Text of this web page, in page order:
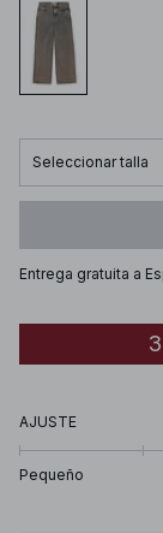
Seleccionar talla
Entrega gratuita a
AJUSTE
Pequeño